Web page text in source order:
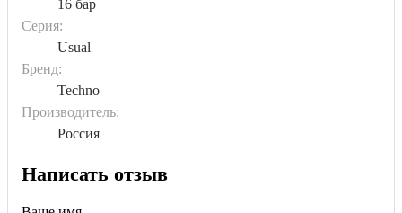
16 бар
Серия:
Usual
Бренд:
Techno
Производитель:
Россия
Написать отзыв